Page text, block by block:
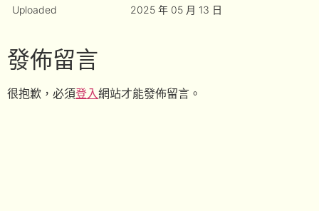
Uploaded 2025 年 05 月 13 日
發佈留言
很抱歉，必須登入網站才能發佈留言。